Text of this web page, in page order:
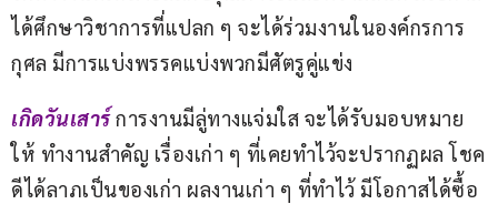
ได้ศึกษาวิชาการที่แปลก ๆ จะได้ร่วมงานในองค์กรการ
กุศล มีการแบ่งพรรคแบ่งพวกมีศัตรูคู่แข่ง
เกิดวันเสาร์การงานมีลู่ทางแจ่มใส จะได้รับมอบหมาย
ให้ ทำงานสำคัญ เรื่องเก่า ๆ ที่เคยทำไว้จะปรากฏผล โชค
ดีได้ลาภเป็นของเก่า ผลงานเก่า ๆ ที่ทำไว้ มีโอกาสได้ซื้อ